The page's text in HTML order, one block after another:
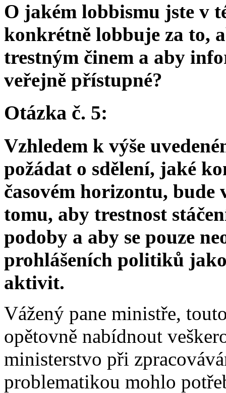
O jakém lobbismu jste v
konkrétně lobbuje za to,
trestným činem a aby
veřejně přístupné?
Otázka č. 5:
Vzhledem k výše
požádat o sdělení, jaké
časovém horizontu,
tomu, aby trestnost
podoby a aby se pouze
prohlášeních politiků
aktivit.
Vážený pane ministře,
opětovně nabídnout
ministerstvo při
problematikou mohlo